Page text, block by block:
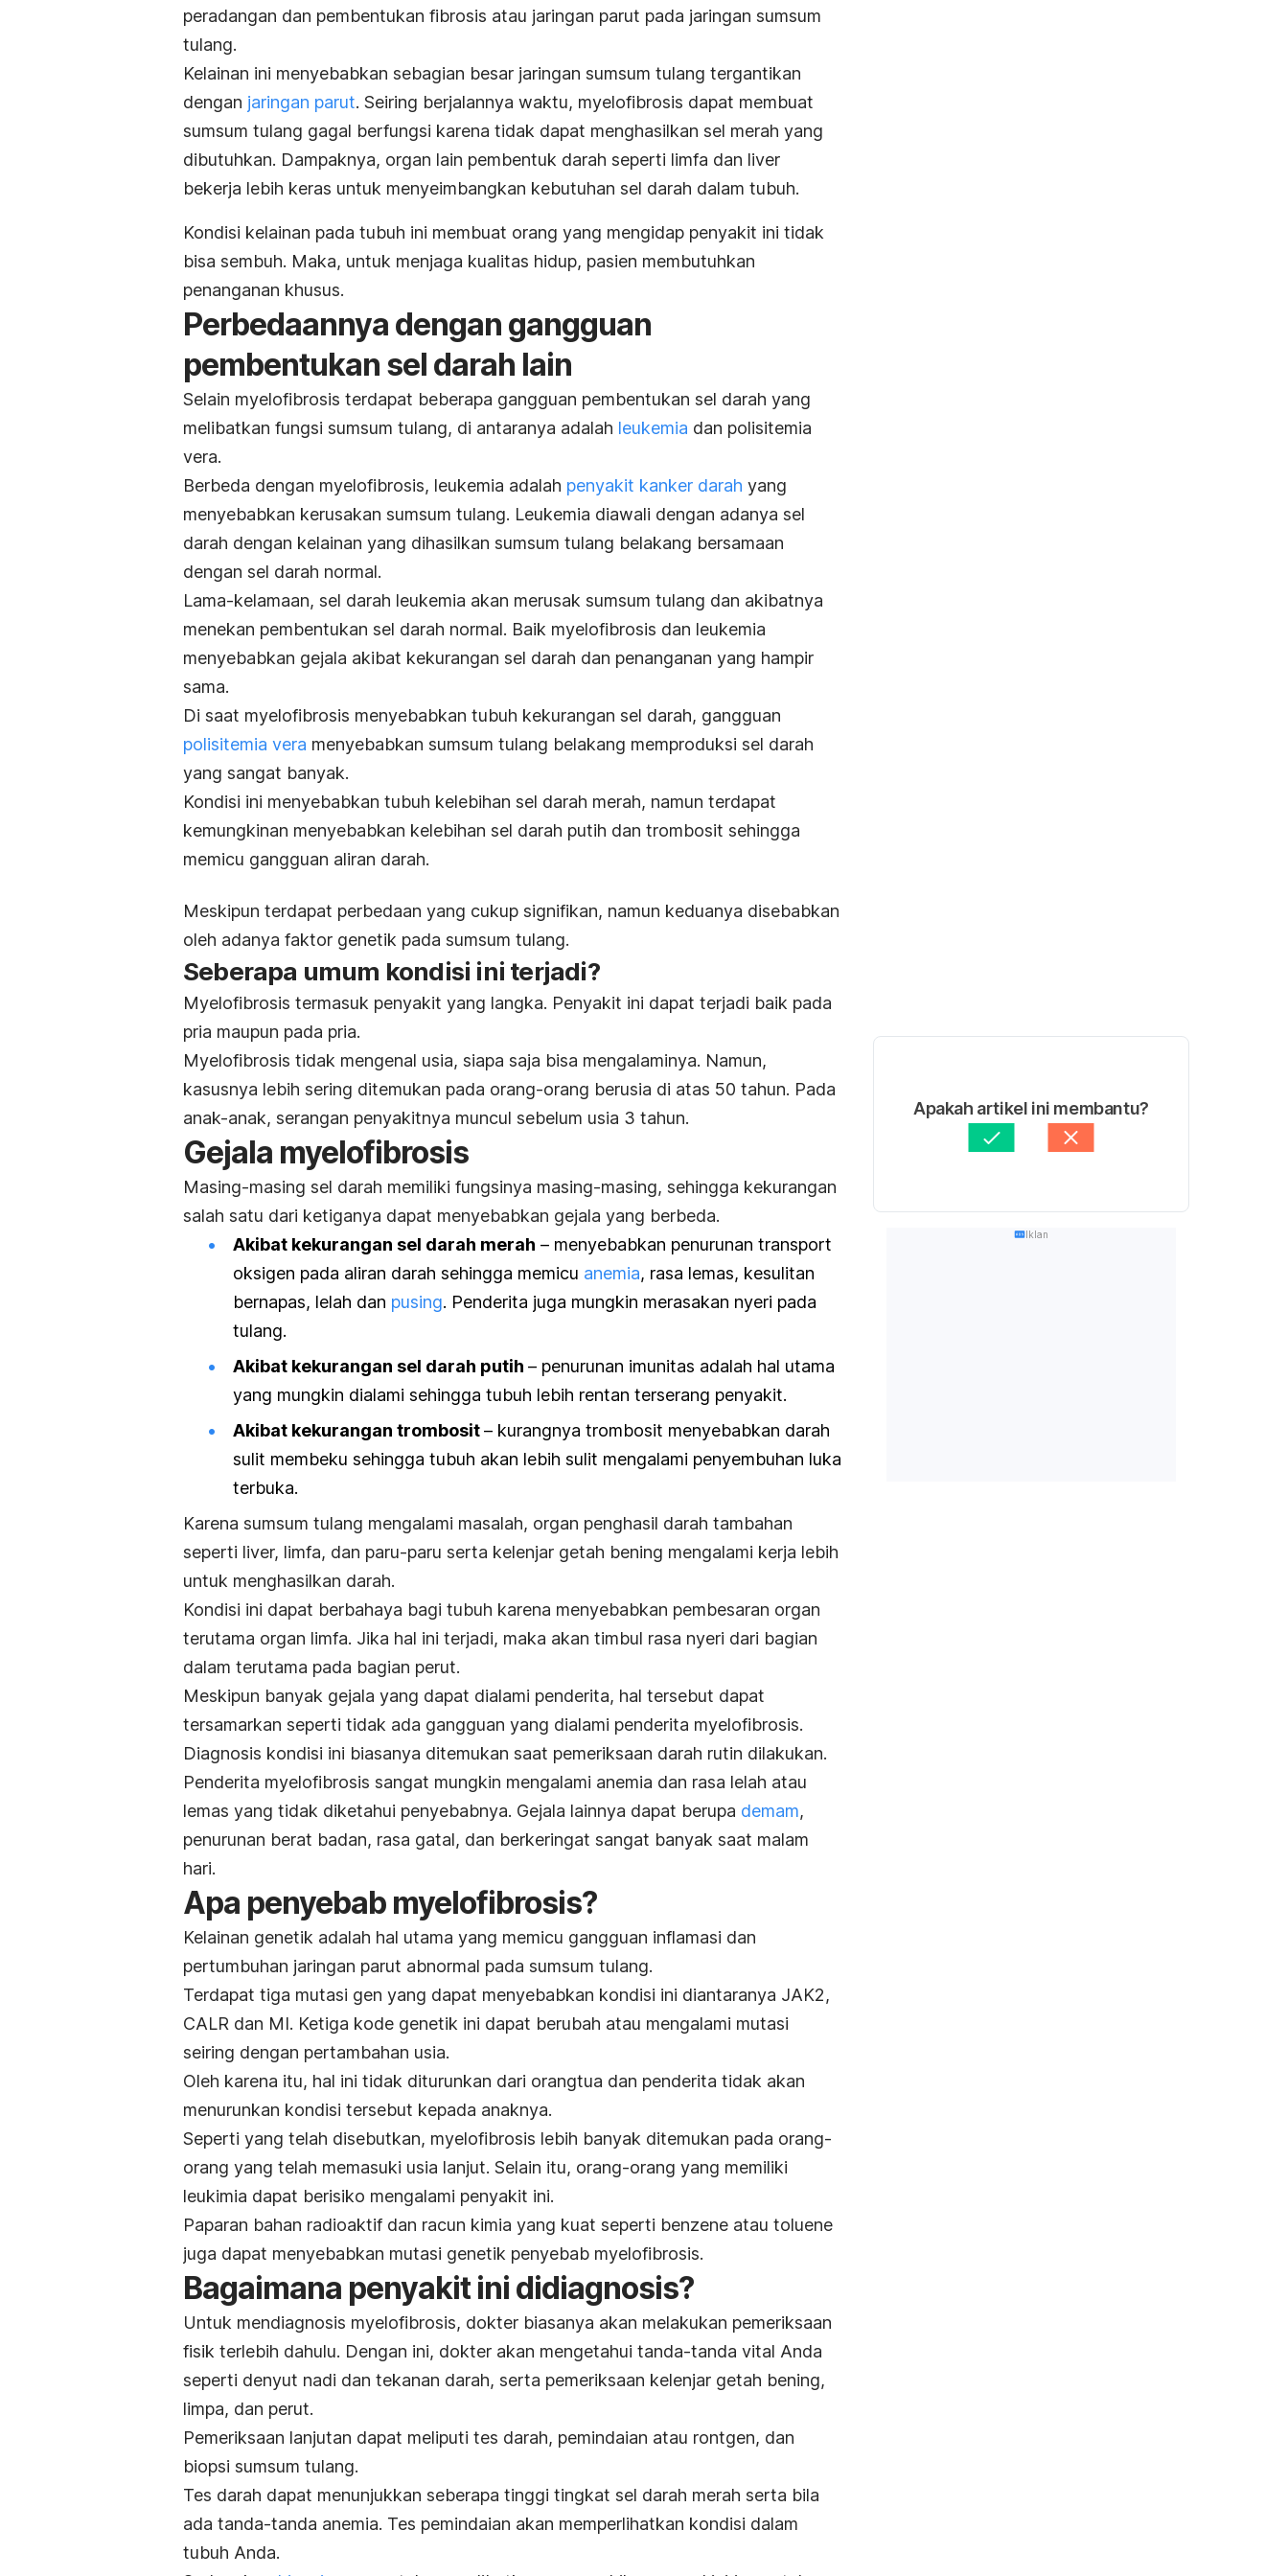
peradangan dan pembentukan fibrosis atau jaringan parut pada jaringan sumsum
tulang.
Kelainan ini menyebabkan sebagian besar jaringan sumsum tulang tergantikan
dengan jaringan parut. Seiring berjalannya waktu, myelofibrosis dapat membuat
sumsum tulang gagal berfungsi karena tidak dapat menghasilkan sel merah yang
dibutuhkan. Dampaknya, organ lain pembentuk darah seperti limfa dan liver
bekerja lebih keras untuk menyeimbangkan kebutuhan sel darah dalam tubuh.
Kondisi kelainan pada tubuh ini membuat orang yang mengidap penyakit ini tidak
bisa sembuh. Maka, untuk menjaga kualitas hidup, pasien membutuhkan
penanganan khusus.
Perbedaannya dengan gangguan
pembentukan sel darah lain
Selain myelofibrosis terdapat beberapa gangguan pembentukan sel darah yang
melibatkan fungsi sumsum tulang, di antaranya adalah leukemia dan polisitemia
vera.
Berbeda dengan myelofibrosis, leukemia adalah penyakit kanker darah yang
menyebabkan kerusakan sumsum tulang. Leukemia diawali dengan adanya sel
darah dengan kelainan yang dihasilkan sumsum tulang belakang bersamaan
dengan sel darah normal.
Lama-kelamaan, sel darah leukemia akan merusak sumsum tulang dan akibatnya
menekan pembentukan sel darah normal. Baik myelofibrosis dan leukemia
menyebabkan gejala akibat kekurangan sel darah dan penanganan yang hampir
sama.
Di saat myelofibrosis menyebabkan tubuh kekurangan sel darah, gangguan
polisitemia vera menyebabkan sumsum tulang belakang memproduksi sel darah
yang sangat banyak.
Kondisi ini menyebabkan tubuh kelebihan sel darah merah, namun terdapat
kemungkinan menyebabkan kelebihan sel darah putih dan trombosit sehingga
memicu gangguan aliran darah.
Meskipun terdapat perbedaan yang cukup signifikan, namun keduanya disebabkan
oleh adanya faktor genetik pada sumsum tulang.
Seberapa umum kondisi ini terjadi?
Myelofibrosis termasuk penyakit yang langka. Penyakit ini dapat terjadi baik pada
pria maupun pada pria.
Myelofibrosis tidak mengenal usia, siapa saja bisa mengalaminya. Namun,
kasusnya lebih sering ditemukan pada orang-orang berusia di atas 50 tahun. Pada
anak-anak, serangan penyakitnya muncul sebelum usia 3 tahun.
Gejala myelofibrosis
Masing-masing sel darah memiliki fungsinya masing-masing, sehingga kekurangan
salah satu dari ketiganya dapat menyebabkan gejala yang berbeda.
Akibat kekurangan sel darah merah – menyebabkan penurunan transport
oksigen pada aliran darah sehingga memicu anemia, rasa lemas, kesulitan
bernapas, lelah dan pusing. Penderita juga mungkin merasakan nyeri pada
tulang.
Akibat kekurangan sel darah putih – penurunan imunitas adalah hal utama
yang mungkin dialami sehingga tubuh lebih rentan terserang penyakit.
Akibat kekurangan trombosit– kurangnya trombosit menyebabkan darah
sulit membeku sehingga tubuh akan lebih sulit mengalami penyembuhan luka
terbuka.
Karena sumsum tulang mengalami masalah, organ penghasil darah tambahan
seperti liver, limfa, dan paru-paru serta kelenjar getah bening mengalami kerja lebih
untuk menghasilkan darah.
Kondisi ini dapat berbahaya bagi tubuh karena menyebabkan pembesaran organ
terutama organ limfa. Jika hal ini terjadi, maka akan timbul rasa nyeri dari bagian
dalam terutama pada bagian perut.
Meskipun banyak gejala yang dapat dialami penderita, hal tersebut dapat
tersamarkan seperti tidak ada gangguan yang dialami penderita myelofibrosis.
Diagnosis kondisi ini biasanya ditemukan saat pemeriksaan darah rutin dilakukan.
Penderita myelofibrosis sangat mungkin mengalami anemia dan rasa lelah atau
lemas yang tidak diketahui penyebabnya. Gejala lainnya dapat berupa demam,
penurunan berat badan, rasa gatal, dan berkeringat sangat banyak saat malam
hari.
Apa penyebab myelofibrosis?
Kelainan genetik adalah hal utama yang memicu gangguan inflamasi dan
pertumbuhan jaringan parut abnormal pada sumsum tulang.
Terdapat tiga mutasi gen yang dapat menyebabkan kondisi ini diantaranya JAK2,
CALR dan MI. Ketiga kode genetik ini dapat berubah atau mengalami mutasi
seiring dengan pertambahan usia.
Oleh karena itu, hal ini tidak diturunkan dari orangtua dan penderita tidak akan
menurunkan kondisi tersebut kepada anaknya.
Seperti yang telah disebutkan, myelofibrosis lebih banyak ditemukan pada orang-
orang yang telah memasuki usia lanjut. Selain itu, orang-orang yang memiliki
leukimia dapat berisiko mengalami penyakit ini.
Paparan bahan radioaktif dan racun kimia yang kuat seperti benzene atau toluene
juga dapat menyebabkan mutasi genetik penyebab myelofibrosis.
Bagaimana penyakit ini didiagnosis?
Untuk mendiagnosis myelofibrosis, dokter biasanya akan melakukan pemeriksaan
fisik terlebih dahulu. Dengan ini, dokter akan mengetahui tanda-tanda vital Anda
seperti denyut nadi dan tekanan darah, serta pemeriksaan kelenjar getah bening,
limpa, dan perut.
Pemeriksaan lanjutan dapat meliputi tes darah, pemindaian atau rontgen, dan
biopsi sumsum tulang.
Tes darah dapat menunjukkan seberapa tinggi tingkat sel darah merah serta bila
ada tanda-tanda anemia. Tes pemindaian akan memperlihatkan kondisi dalam
tubuh Anda.
Apakah artikel ini membantu?
Iklan